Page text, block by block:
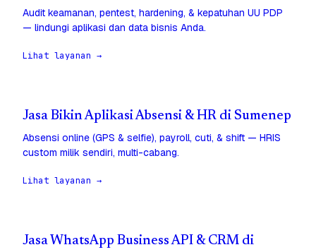
Audit keamanan, pentest, hardening, & kepatuhan UU PDP
— lindungi aplikasi dan data bisnis Anda.
Lihat layanan →
Jasa Bikin Aplikasi Absensi & HR di Sumenep
Absensi online (GPS & selfie), payroll, cuti, & shift — HRIS
custom milik sendiri, multi-cabang.
Lihat layanan →
Jasa WhatsApp Business API & CRM di